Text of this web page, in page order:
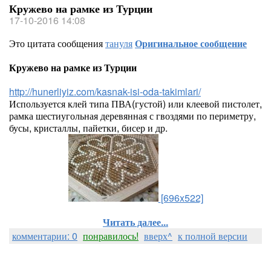
Кружево на рамке из Турции
17-10-2016 14:08
Это цитата сообщениятануляОригинальное сообщение
Кружево на рамке из Турции
http://hunerliyiz.com/kasnak-isi-oda-takimlari/
Используется клей типа ПВА(густой) или клеевой пистолет,
рамка шестиугольная деревянная с гвоздями по периметру,
бусы, кристаллы, пайетки, бисер и др.
[696x522]
Читать далее...
комментарии: 0 понравилось! вверх^ к полной версии